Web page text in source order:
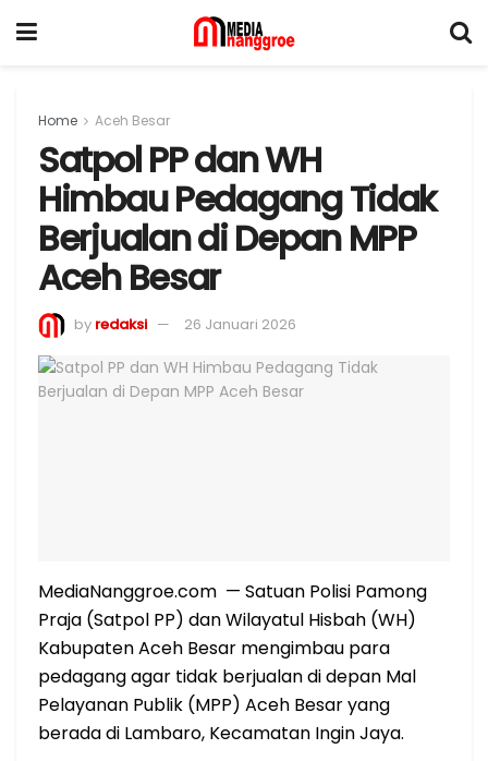
Home Aceh Besar
Satpol PP dan WH
Himbau Pedagang Tidak
Berjualan di Depan MPP
Aceh Besar
by redaksi 26 Januari 2026
MediaNanggroe.com — Satuan Polisi Pamong
Praja (Satpol PP) dan Wilayatul Hisbah (WH)
Kabupaten Aceh Besar mengimbau para
pedagang agar tidak berjualan di depan Mal
Pelayanan Publik (MPP) Aceh Besar yang
berada di Lambaro, Kecamatan Ingin Jaya.